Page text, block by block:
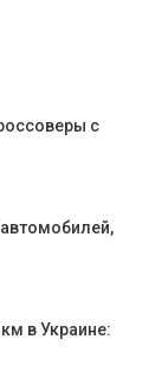
с
в Украине: